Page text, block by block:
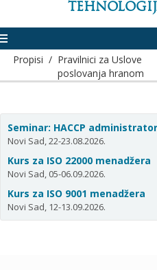
Propisi / Pravilnici za Uslove
poslovanja hranom
Seminar: HACCP
Novi Sad, 22-23.08.2026.
Kurs za ISO 22000 menadžera
Novi Sad, 05-06.09.2026.
Kurs za ISO 9001 menadžera
Novi Sad, 12-13.09.2026.